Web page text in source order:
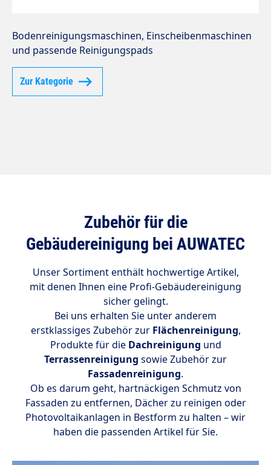
Bodenreinigungsmaschinen, Einscheibenmaschinen
und passende Reinigungspads
Zur Kategorie
Zubehör für die
Gebäudereinigung bei AUWATEC
Unser Sortiment enthält hochwertige Artikel,
mit denen Ihnen eine Profi-Gebäudereinigung
sicher gelingt.
Bei uns erhalten Sie unter anderem
erstklassiges Zubehör zur Flächenreinigung,
Produkte für dieDachreinigung und
Terrassenreinigung sowie Zubehör zur
Fassadenreinigung.
Ob es darum geht, hartnäckigen Schmutz von
Fassaden zu entfernen, Dächer zu reinigen oder
Photovoltaikanlagen in Bestform zu halten – wir
haben die passenden Artikel für Sie.